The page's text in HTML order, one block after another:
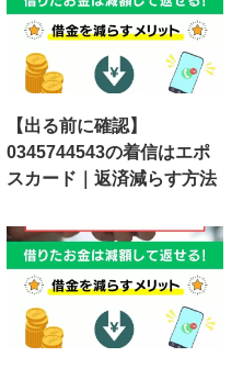
【出る前に確認】
0345744543の着信はエポ
スカード｜返済減らす方法